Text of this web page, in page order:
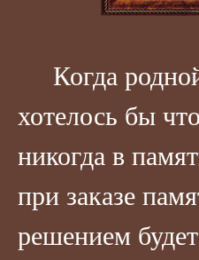
Когда
хотелось бы
никогда в
при заказе
решением